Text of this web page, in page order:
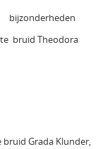
bruid Theodora
Grada Klunder,